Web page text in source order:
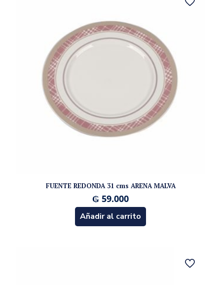
FUENTE REDONDA 31 cms ARENA MALVA
₲ 59.000
Añadir al carrito